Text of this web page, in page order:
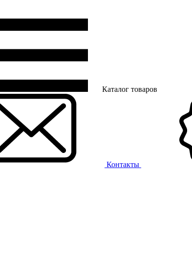
Каталог товаров
Контакты